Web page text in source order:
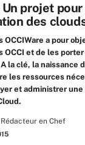
Un projet
des
OCCIWare a pour
OCCI et de les
la clé, la naissance
les ressources
et administrer une
Rédacteur en Chef